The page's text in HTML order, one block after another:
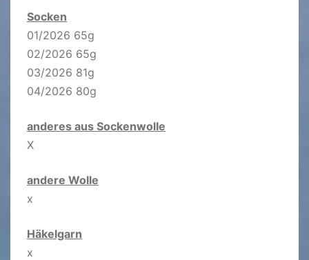
Socken
01/2026 65g
02/2026 65g
03/2026 81g
04/2026 80g
anderes aus Sockenwolle
X
andere Wolle
x
Häkelgarn
x